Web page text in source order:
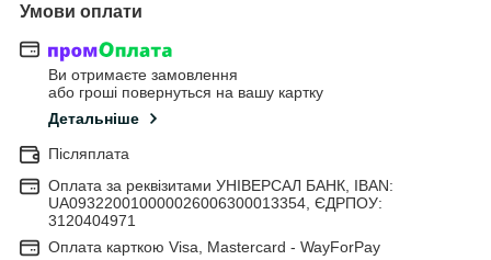
Умови оплати
Ви отримаєте замовлення
або гроші повернуться на вашу картку
Детальніше
Післяплата
Оплата за реквізитами УНІВЕРСАЛ БАНК, IBAN:
UA093220010000026006300013354, ЄДРПОУ:
3120404971
Оплата карткою Visa, Mastercard - WayForPay